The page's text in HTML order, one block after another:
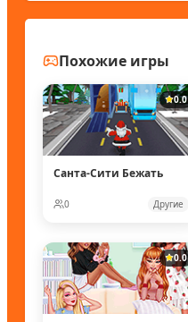
Похожие игры
0.0
Санта-Сити Бежать
0 Другие
0.0